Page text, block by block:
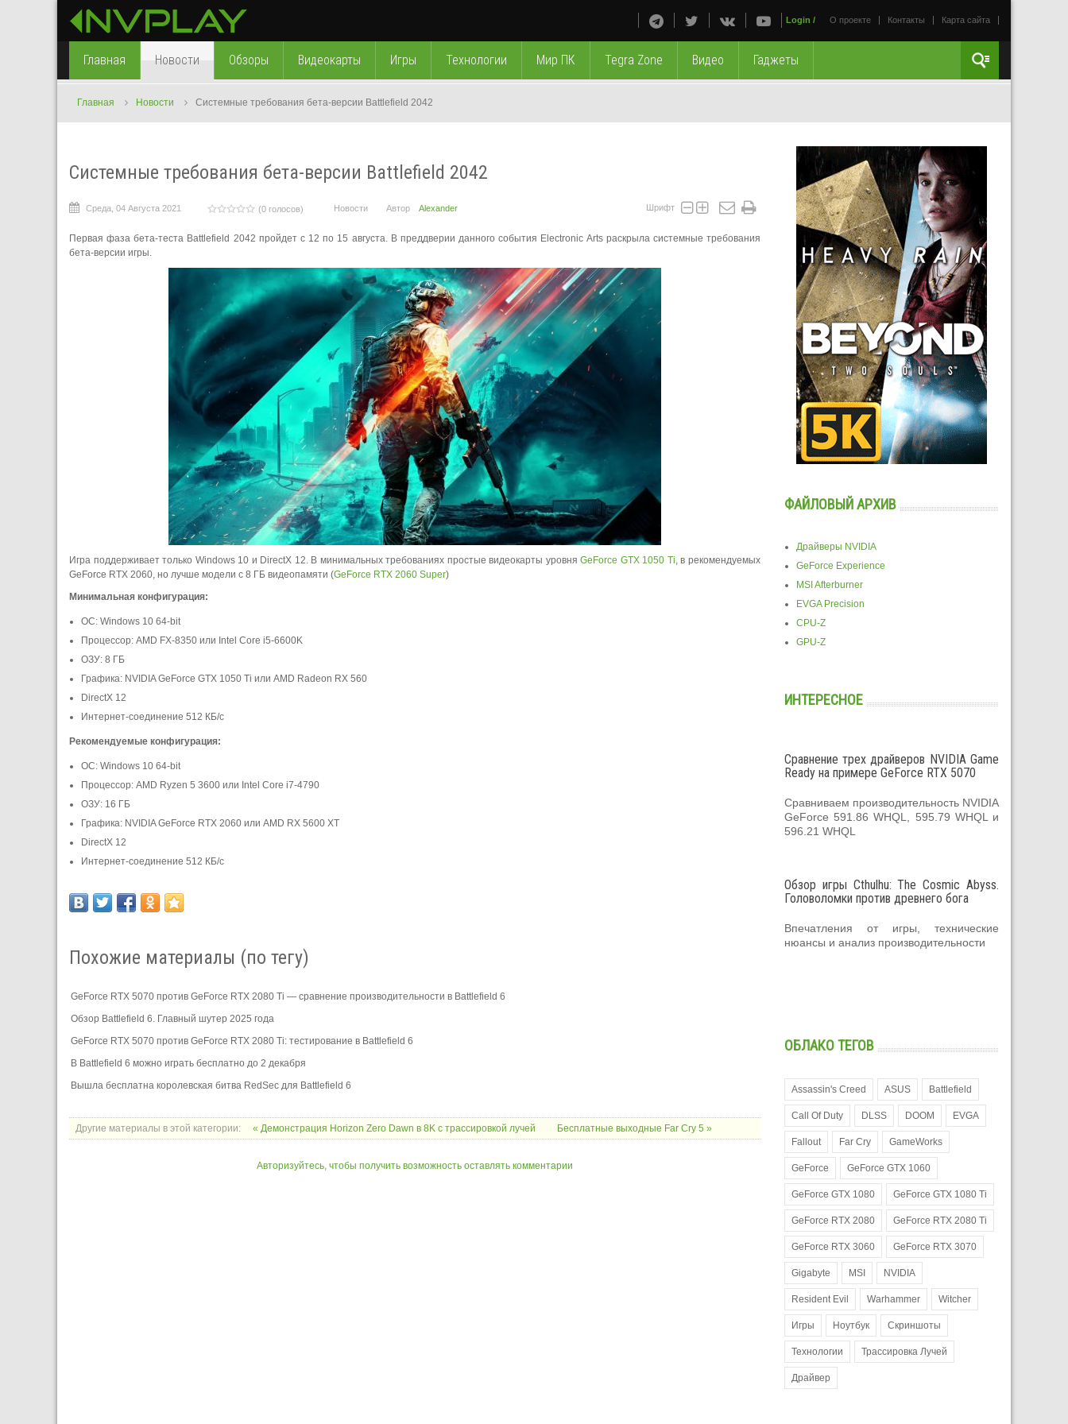
О проекте Контакты Карта сайта
Login /
Главная Новости Обзоры Видеокарты Игры Технологии Мир ПК Tegra Zone Видео Гаджеты
Главная Новости Системные требования бета-версии Battlefield 2042
Системные требования бета-версии Battlefield 2042
Среда, 04 Августа 2021 (0 голосов) Новости Автор Alexander Шрифт
Первая фаза бета-теста Battlefield 2042 пройдет с 12 по 15 августа. В преддверии данного события Electronic Arts раскрыла системные требования
бета-версии игры.
Игра поддерживает только Windows 10 и DirectX 12. В минимальных требованиях простые видеокарты уровняGeForce GTX 1050 Ti, в рекомендуемых
GeForce RTX 2060, но лучше модели с 8 ГБ видеопамяти (GeForce RTX 2060 Super)
Минимальная конфигурация:
ОС: Windows 10 64-bit
Процессор: AMD FX-8350 или Intel Core i5-6600K
ОЗУ: 8 ГБ
Графика: NVIDIA GeForce GTX 1050 Ti или AMD Radeon RX 560
DirectX 12
Интернет-соединение 512 КБ/с
Рекомендуемые конфигурация:
ОС: Windows 10 64-bit
Процессор: AMD Ryzen 5 3600 или Intel Core i7-4790
ОЗУ: 16 ГБ
Графика: NVIDIA GeForce RTX 2060 или AMD RX 5600 XT
DirectX 12
Интернет-соединение 512 КБ/с
Похожие материалы (по тегу)
GeForce RTX 5070 против GeForce RTX 2080 Ti — сравнение производительности в Battlefield 6
Обзор Battlefield 6. Главный шутер 2025 года
GeForce RTX 5070 против GeForce RTX 2080 Ti: тестирование в Battlefield 6
В Battlefield 6 можно играть бесплатно до 2 декабря
Вышла бесплатна королевская битва RedSec для Battlefield 6
Другие материалы в этой категории: « Демонстрация Horizon Zero Dawn в 8K с трассировкой лучей Бесплатные выходные Far Cry 5 »
Авторизуйтесь, чтобы получить возможность оставлять комментарии
ФАЙЛОВЫЙ АРХИВ
Драйверы NVIDIA
GeForce Experience
MSI Afterburner
EVGA Precision
CPU-Z
GPU-Z
ИНТЕРЕСНОЕ
Сравнение трех драйверов NVIDIA Game
Ready на примере GeForce RTX 5070
Сравниваем производительность NVIDIA
GeForce 591.86 WHQL, 595.79 WHQL и
596.21 WHQL
Обзор игры Cthulhu: The Cosmic Abyss.
Головоломки против древнего бога
Впечатления от игры, технические
нюансы и анализ производительности
ОБЛАКО ТЕГОВ
Assassin's Creed ASUS Battlefield
Call Of Duty DLSS DOOM EVGA
Fallout Far Cry GameWorks
GeForce GeForce GTX 1060
GeForce GTX 1080 GeForce GTX 1080 Ti
GeForce RTX 2080 GeForce RTX 2080 Ti
GeForce RTX 3060 GeForce RTX 3070
Gigabyte MSI NVIDIA
Resident Evil Warhammer Witcher
Игры Ноутбук Скриншоты
Технологии Трассировка Лучей
Драйвер